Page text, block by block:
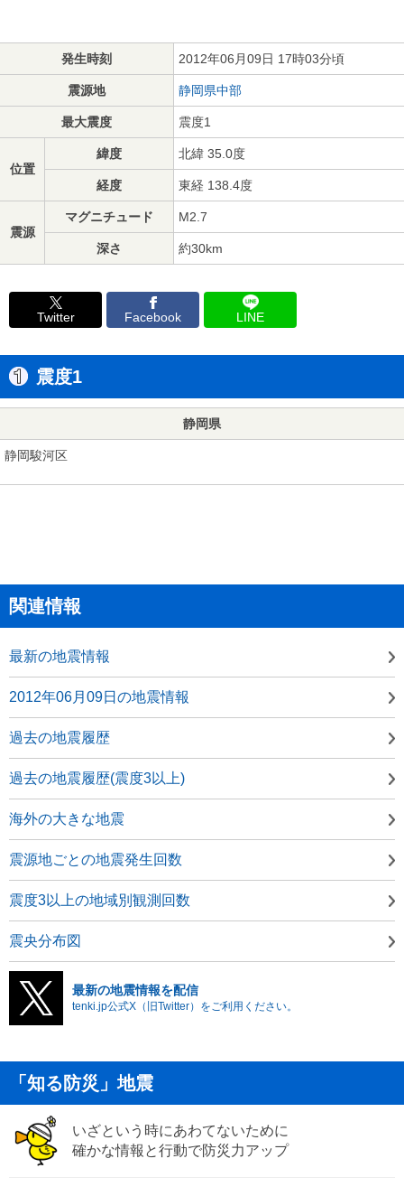
発生時刻 2012年06月09日 17時03分頃
震源地 静岡県中部
最大震度 震度1
位置
緯度 北緯 35.0度
経度 東経 138.4度
震源
マグニチュード M2.7
深さ 約30km
Twitter Facebook LINE
震度1
静岡県
静岡駿河区
関連情報
最新の地震情報
2012年06月09日の地震情報
過去の地震履歴
過去の地震履歴(震度3以上)
海外の大きな地震
震源地ごとの地震発生回数
震度3以上の地域別観測回数
震央分布図
最新の地震情報を配信
tenki.jp公式X（旧Twitter）をご利用ください。
「知る防災」地震
いざという時にあわてないために
確かな情報と行動で防災力アップ